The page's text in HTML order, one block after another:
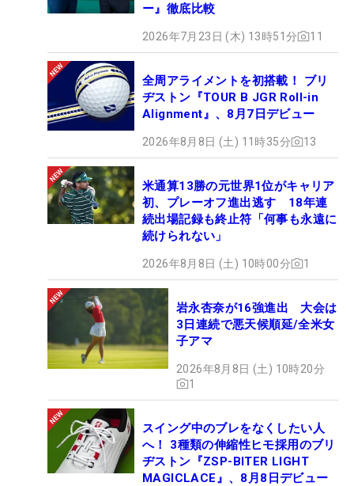
ー』徹底比較
2026年7月23日 (木) 13時51分 11
全周アライメントを初搭載！ ブリ
ヂストン『TOUR B JGR Roll-in
Alignment』、8月7日デビュー
2026年8月8日 (土) 11時35分 13
米通算13勝の元世界1位がキャリア
初、プレーオフ進出逃す 18年連
続出場記録も終止符「何事も永遠に
続けられない」
2026年8月8日 (土) 10時00分 1
岩永杏奈が16強進出 大会は
3日連続で悪天候順延/全米女
子アマ
2026年8月8日 (土) 10時20分
1
スイング中のブレをなくしたい人
へ！ 3種類の伸縮性ヒモ採用のブリ
ヂストン『ZSP-BITER LIGHT
MAGICLACE』、8月8日デビュー